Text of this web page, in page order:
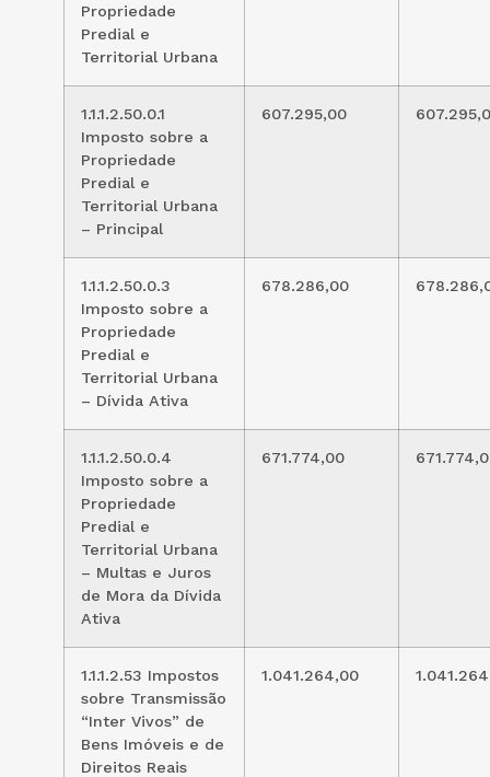
Propriedade
Predial e
Territorial Urbana
1.1.1.2.50.0.1
Imposto sobre a
Propriedade
Predial e
Territorial Urbana
– Principal
607.295,00
1.1.1.2.50.0.3
Imposto sobre a
Propriedade
Predial e
Territorial Urbana
– Dívida Ativa
678.286,00
1.1.1.2.50.0.4
Imposto sobre a
Propriedade
Predial e
Territorial Urbana
– Multas e Juros
de Mora da Dívida
Ativa
671.774,00
1.1.1.2.53 Impostos
sobre Transmissão
“Inter Vivos” de
Bens Imóveis e de
Direitos Reais
1.041.264,00